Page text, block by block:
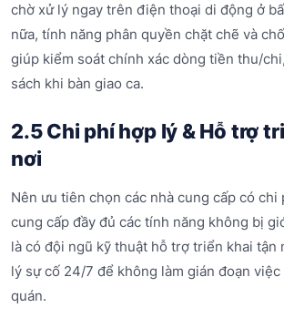
chờ xử lý ngay trên điện thoại di động ở
nữa, tính năng phân quyền chặt chẽ và
giúp kiểm soát chính xác dòng tiền thu/
sách khi bàn giao ca.
2.5 Chi phí hợp lý & Hỗ trợ
nơi
Nên ưu tiên chọn các nhà cung cấp có chi
cung cấp đầy đủ các tính năng không bị
là có đội ngũ kỹ thuật hỗ trợ triển khai tận
lý sự cố 24/7 để không làm gián đoạn
quán.